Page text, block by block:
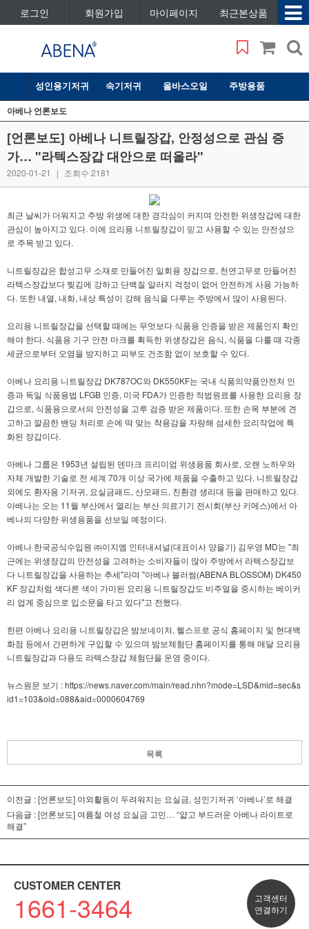
로그인 회원가입 마이페이지 최근본상품
성인용기저귀 속기저귀 올바스오일 주방용품
아베나 언론보도
[언론보도] 아베나 니트릴장갑, 안정성으로 관심 증
가… "라텍스장갑 대안으로 떠올라"
2020-01-21 | 조회수 2181
최근 날씨가 더워지고 주방 위생에 대한 경각심이 커지며 안전한 위생장갑에 대한
관심이 높아지고 있다. 이에 요리용 니트릴장갑이 믿고 사용할 수 있는 안전성으
로 주목 받고 있다.
니트릴장갑은 합성고무 소재로 만들어진 일회용 장갑으로, 천연고무로 만들어진
라텍스장갑보다 찢김에 강하고 단백질 알러지 걱정이 없어 안전하게 사용 가능하
다. 또한 내열, 내화, 내상 특성이 강해 음식을 다루는 주방에서 많이 사용된다.
요리용 니트릴장갑을 선택할 때에는 무엇보다 식품용 인증을 받은 제품인지 확인
해야 한다. 식품용 기구 안전 마크를 획득한 위생장갑은 음식, 식품을 다룰 때 각종
세균으로부터 오염을 방지하고 피부도 건조함 없이 보호할 수 있다.
아베나 요리용 니트릴장갑 DK787OC와 DK550KF는 국내 식품의약품안전처 인
증과 독일 식품용법 LFGB 인증, 미국 FDA가 인증한 적법원료를 사용한 요리용 장
갑으로, 식품용으로서의 안전성을 고루 검증 받은 제품이다. 또한 손목 부분에 견
고하고 깔끔한 밴딩 처리로 손에 딱 맞는 착용감을 자랑해 섬세한 요리작업에 특
화된 장갑이다.
아베나 그룹은 1953년 설립된 덴마크 프리미엄 위생용품 회사로, 오랜 노하우와
자체 개발한 기술로 전 세계 70개 이상 국가에 제품을 수출하고 있다. 니트릴장갑
외에도 환자용 기저귀, 요실금패드, 산모패드, 친환경 생리대 등을 판매하고 있다.
아베나는 오는 11월 부산에서 열리는 부산 의료기기 전시회(부산 키메스)에서 아
베나의 다양한 위생용품을 선보일 예정이다.
아베나 한국공식수입원 ㈜이지엠 인터내셔널(대표이사 양을기) 김우영 MD는 "최
근에는 위생장갑의 안전성을 고려하는 소비자들이 많아 주방에서 라텍스장갑보
다 니트릴장갑을 사용하는 추세"라며 "아베나 블러썸(ABENA BLOSSOM) DK450
KF 장갑처럼 색다른 색이 가미된 요리용 니트릴장갑도 비주얼을 중시하는 베이커
리 업계 중심으로 입소문을 타고 있다"고 전했다.
한편 아베나 요리용 니트릴장갑은 밤보네이처, 헬스프로 공식 홈페이지 및 현대백
화점 등에서 간편하게 구입할 수 있으며 밤보체험단 홈페이지를 통해 매달 요리용
니트릴장갑과 다용도 라텍스장갑 체험단을 운영 중이다.
뉴스원문 보기 : https://news.naver.com/main/read.nhn?mode=LSD&mid=sec&s
id1=103&oid=088&aid=0000604769
목록
이전글 :[언론보도] 야외활동이 두려워지는 요실금, 성인기저귀 ‘아베나’로 해결
다음글 :[언론보도] 여름철 여성 요실금 고민… “얇고 부드러운 아베나 라이트로
해결”
CUSTOMER CENTER
1661-3464
고객센터
연결하기